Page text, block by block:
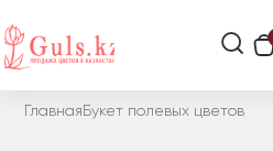
Главная Букет полевых цветов